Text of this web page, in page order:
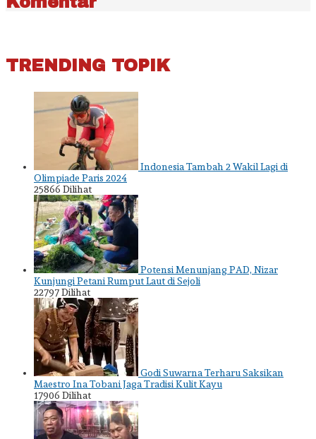
TRENDING TOPIK
Indonesia Tambah 2 Wakil Lagi di
Olimpiade Paris 2024
25866 Dilihat
Potensi Menunjang PAD, Nizar
Kunjungi Petani Rumput Laut di Sejoli
22797 Dilihat
Godi Suwarna Terharu Saksikan
Maestro Ina Tobani Jaga Tradisi Kulit Kayu
17906 Dilihat